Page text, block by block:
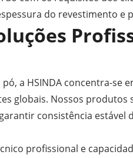
do revestimento e
a HSINDA concentra-se
globais. Nossos produtos
consistência estável
profissional e